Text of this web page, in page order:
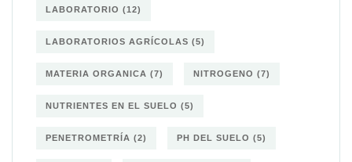
LABORATORIO (12)
LABORATORIOS AGRÍCOLAS (5)
MATERIA ORGANICA (7) NITROGENO (7)
NUTRIENTES EN EL SUELO (5)
PENETROMETRÍA (2) PH DEL SUELO (5)